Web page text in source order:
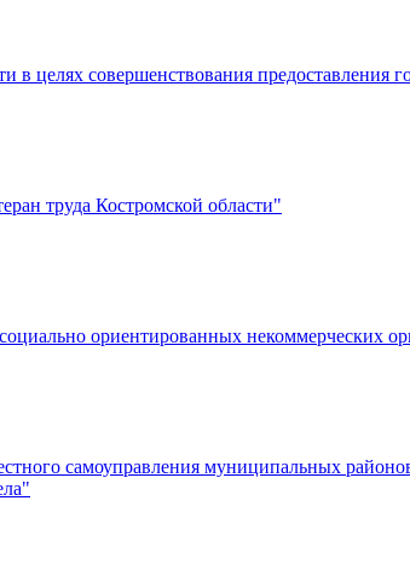
в целях совершенствования предоставления
труда Костромской области"
ориентированных некоммерческих
самоуправления муниципальных